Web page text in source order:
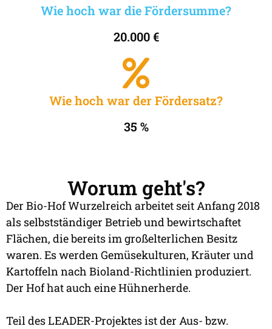
Wie hoch war die Fördersumme?
20.000 €
Wie hoch war der Fördersatz?
35 %
Worum geht's?
Der Bio-Hof Wurzelreich arbeitet seit Anfang 2018
als selbstständiger Betrieb und bewirtschaftet
Flächen, die bereits im großelterlichen Besitz
waren. Es werden Gemüsekulturen, Kräuter und
Kartoffeln nach Bioland-Richtlinien produziert.
Der Hof hat auch eine Hühnerherde.
Teil des LEADER-Projektes ist der Aus- bzw.